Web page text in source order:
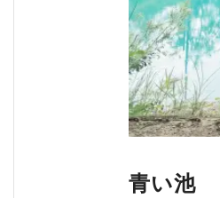
青い池